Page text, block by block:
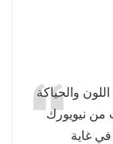
والحياكة
من نيويورك
غاية